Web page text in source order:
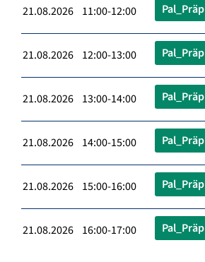
21.08.2026 11:00-12:00 Pal_Präp
21.08.2026 12:00-13:00 Pal_Präp
21.08.2026 13:00-14:00 Pal_Präp
21.08.2026 14:00-15:00 Pal_Präp
21.08.2026 15:00-16:00 Pal_Präp
21.08.2026 16:00-17:00 Pal_Präp